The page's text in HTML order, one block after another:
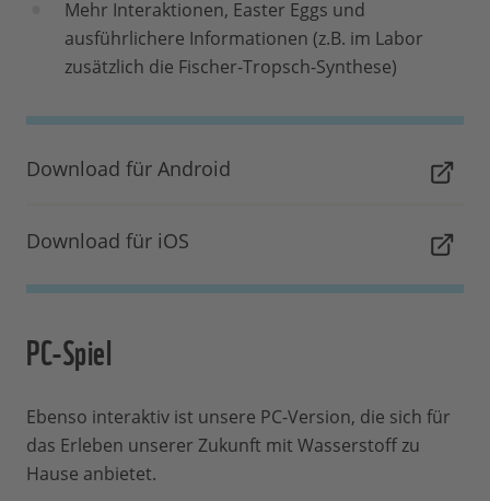
Mehr Interaktionen, Easter Eggs und
ausführlichere Informationen (z.B. im Labor
zusätzlich die Fischer-Tropsch-Synthese)
Download für Android
Download für iOS
PC-Spiel
Ebenso interaktiv ist unsere PC-Version, die sich für
das Erleben unserer Zukunft mit Wasserstoff zu
Hause anbietet.